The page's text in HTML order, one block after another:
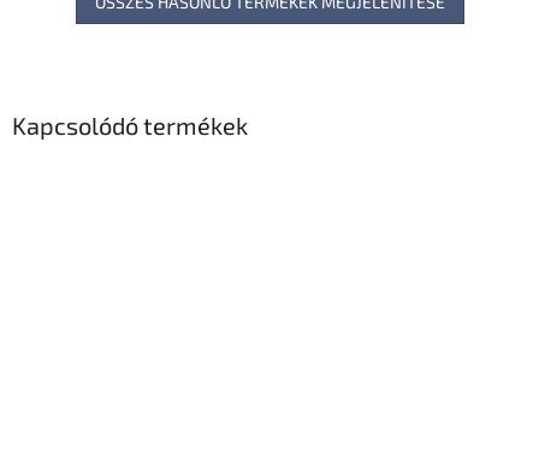
Kapcsolódó termékek